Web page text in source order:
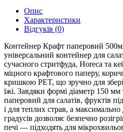
Опис
Характеристики
Відгуків (0)
Контейнер Крафт паперовий
універсальний контейнер для
сучасного стритфуда, Horeca та
міцного крафтового паперу,
кришкою PET, що зручно для
їжі. Завдяки формі діаметр 150
паперовий для салатів, фруктів
і для теплих страв, а
градусів дозволяє безпечно
печі — підходять для